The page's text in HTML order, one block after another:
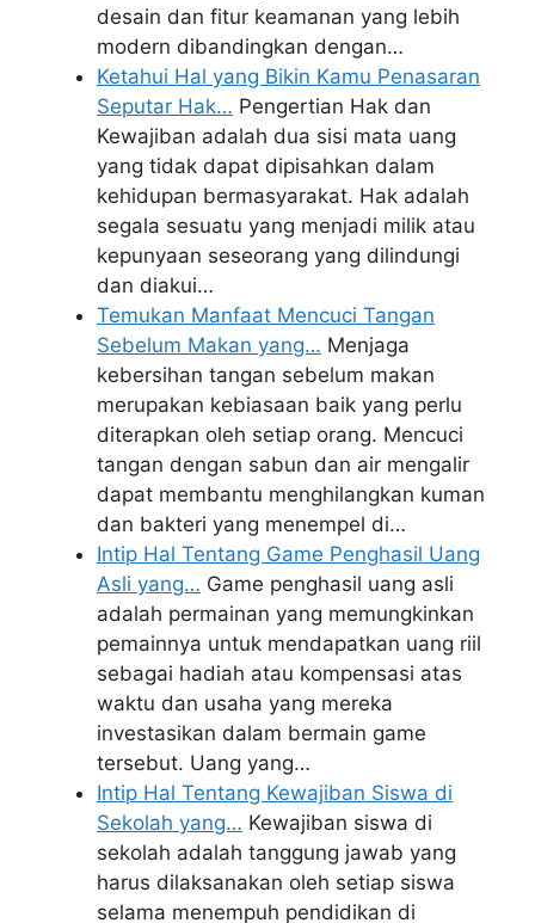
desain dan fitur keamanan yang lebih
modern dibandingkan dengan…
Ketahui Hal yang Bikin Kamu Penasaran
Seputar Hak… Pengertian Hak dan
Kewajiban adalah dua sisi mata uang
yang tidak dapat dipisahkan dalam
kehidupan bermasyarakat. Hak adalah
segala sesuatu yang menjadi milik atau
kepunyaan seseorang yang dilindungi
dan diakui…
Temukan Manfaat Mencuci Tangan
Sebelum Makan yang… Menjaga
kebersihan tangan sebelum makan
merupakan kebiasaan baik yang perlu
diterapkan oleh setiap orang. Mencuci
tangan dengan sabun dan air mengalir
dapat membantu menghilangkan kuman
dan bakteri yang menempel di…
Intip Hal Tentang Game Penghasil Uang
Asli yang… Game penghasil uang asli
adalah permainan yang memungkinkan
pemainnya untuk mendapatkan uang riil
sebagai hadiah atau kompensasi atas
waktu dan usaha yang mereka
investasikan dalam bermain game
tersebut. Uang yang…
Intip Hal Tentang Kewajiban Siswa di
Sekolah yang… Kewajiban siswa di
sekolah adalah tanggung jawab yang
harus dilaksanakan oleh setiap siswa
selama menempuh pendidikan di